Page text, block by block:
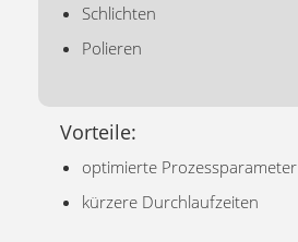
Schlichten
Polieren
Vorteile:
optimierte Prozessparameter
kürzere Durchlaufzeiten